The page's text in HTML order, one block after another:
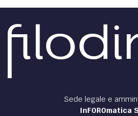
Sede legale e
InFOROmatica